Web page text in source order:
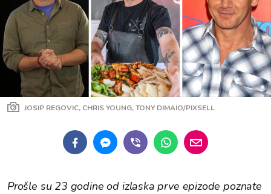
JOSIP REGOVIC, CHRIS YOUNG, TONY DIMAIO/PIXSELL
Prošle su 23 godine od izlaska prve epizode poznate